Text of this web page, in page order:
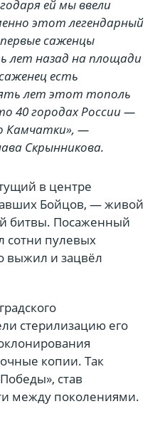
ей мы ввели
этот легендарный
саженцы
лет назад на площади
есть
лет этот тополь
40 городах России —
Камчатки», —
Скрынникова.
в центре
Бойцов, — живой
битвы. Посаженный
сотни пулевых
выжил и зацвёл
стерилизацию его
копии. Так
став
между поколениями.